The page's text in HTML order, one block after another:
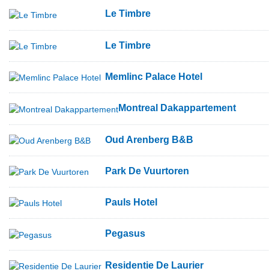
Le Timbre
Le Timbre
Memlinc Palace Hotel
Montreal Dakappartement
Oud Arenberg B&B
Park De Vuurtoren
Pauls Hotel
Pegasus
Residentie De Laurier